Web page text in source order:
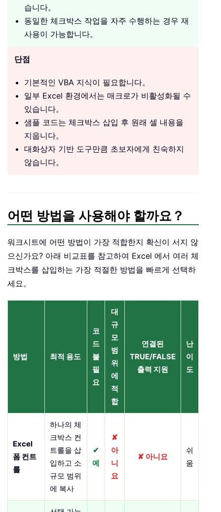
습니다。
동일한 체크박스 작업을 자주 수행하는 경우 재
사용이 가능합니다。
단점
기본적인 VBA 지식이 필요합니다。
일부 Excel 환경에서는 매크로가 비활성화될 수
있습니다。
샘플 코드는 체크박스 삽입 후 원래 셀 내용을
지웁니다。
대화상자 기반 도구만큼 초보자에게 친숙하지
않습니다。
어떤 방법을 사용해야 할까요？
워크시트에 어떤 방법이 가장 적합한지 확신이 서지 않
으신가요? 아래 비교표를 참고하여 Excel 에서 여러 체
크박스를 삽입하는 가장 적절한 방법을 빠르게 선택하
세요。
방법 최적 용도
코
드
불
필
요
대
규
모
범
위
에
적
합
연결된
TRUE/FALSE
출력 지원
난
이
도
Excel
폼 컨트
롤
하나의 체
크박스 컨
트롤을 삽
입하고 소
규모 범위
에 복사
✔
예
✘
아
니
요
✘ 아니요
쉬
움